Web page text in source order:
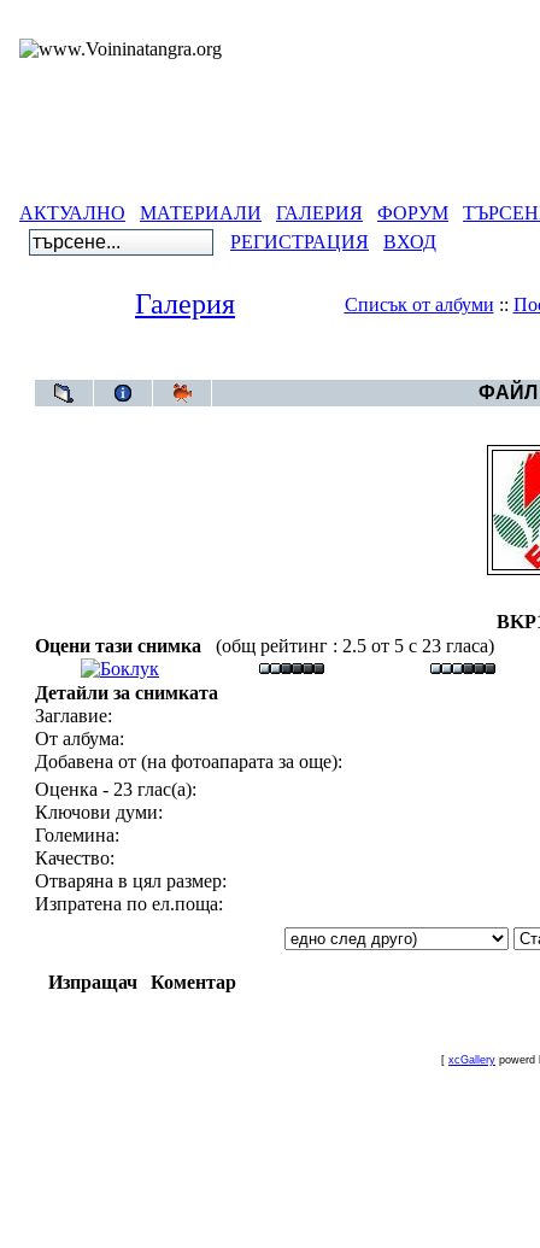
АКТУАЛНО МАТЕРИАЛИ ГАЛЕРИЯ ФОРУМ
РЕГИСТРАЦИЯ
ВХОД
Галерия Списък от албуми ::
ФАЙЛ
Оцени тази снимка
(общ рейтинг : 2.5 от 5 с 23 гласа)
Детайли за снимката
Заглавие:
От албума:
Добавена от (на фотоапарата за още):
Оценка - 23 глас(а):
Ключови думи:
Големина:
Качество:
Отваряна в цял размер:
Изпратена по ел.поща:
Изпращач Коментар
[ xcGallery